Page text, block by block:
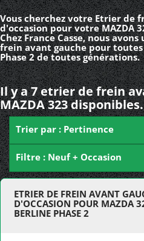
Vous cherchez votre Etrier de
d'occasion pour votre MAZDA
Chez France Casse, nous
frein avant gauche pour toutes
Phase 2 de toutes générations.
Il y a 7 etrier de frein
MAZDA 323 disponibles.
Trier par : Pertinence
Filtre : Neuf + Occasion
ETRIER DE FREIN AVANT
D'OCCASION POUR MAZDA
BERLINE PHASE 2